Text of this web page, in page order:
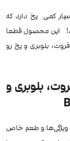
کمی یخ دارد که
این محصول قطعا
بلوبری و یخ رو
بلوبری و
ویژگی‌ها و طعم خاص